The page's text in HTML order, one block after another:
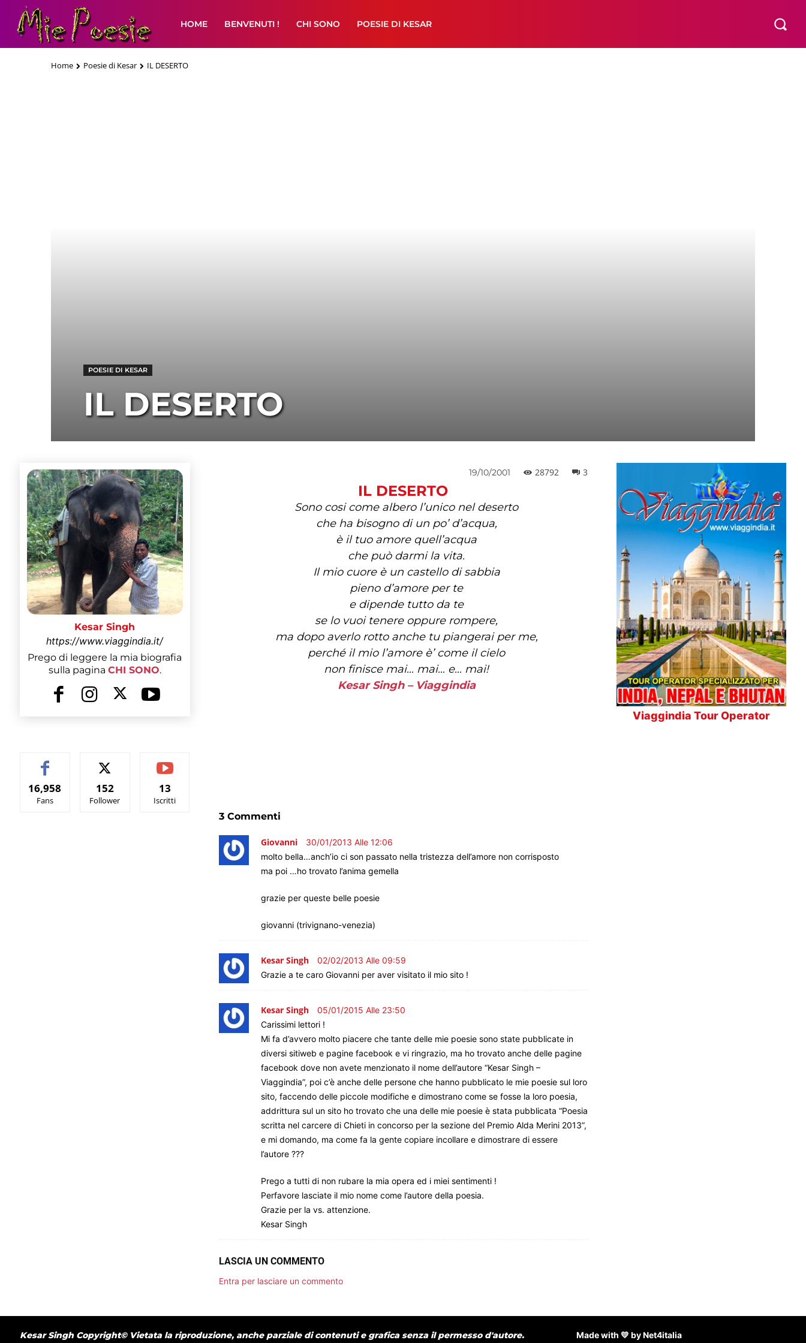
HOME BENVENUTI ! CHI SONO POESIE DI KESAR
Home Poesie di Kesar IL DESERTO
POESIE DI KESAR
IL DESERTO
Kesar Singh
https://www.viaggindia.it/
Prego di leggere la mia biografia
sulla pagina CHI SONO.
16,958
Fans
152
Follower
13
Iscritti
3
28792
19/10/2001
IL DESERTO
Sono cosi come albero l’unico nel deserto
che ha bisogno di un po’ d’acqua,
è il tuo amore quell’acqua
che può darmi la vita.
Il mio cuore è un castello di sabbia
pieno d’amore per te
e dipende tutto da te
se lo vuoi tenere oppure rompere,
ma dopo averlo rotto anche tu piangerai per me,
perché il mio l’amore è’ come il cielo
non finisce mai… mai… e… mai!
Kesar Singh – Viaggindia
3 Commenti
Giovanni
30/01/2013 Alle 12:06
molto bella…anch’io ci son passato nella tristezza dell’amore non corrisposto
ma poi …ho trovato l’anima gemella
grazie per queste belle poesie
giovanni (trivignano-venezia)
Kesar Singh
02/02/2013 Alle 09:59
Grazie a te caro Giovanni per aver visitato il mio sito !
Kesar Singh
05/01/2015 Alle 23:50
Carissimi lettori !
Mi fa d’avvero molto piacere che tante delle mie poesie sono state pubblicate in
diversi sitiweb e pagine facebook e vi ringrazio, ma ho trovato anche delle pagine
facebook dove non avete menzionato il nome dell’autore “Kesar Singh –
Viaggindia”, poi c’è anche delle persone che hanno pubblicato le mie poesie sul loro
sito, faccendo delle piccole modifiche e dimostrano come se fosse la loro poesia,
addrittura sul un sito ho trovato che una delle mie poesie è stata pubblicata “Poesia
scritta nel carcere di Chieti in concorso per la sezione del Premio Alda Merini 2013”,
e mi domando, ma come fa la gente copiare incollare e dimostrare di essere
l’autore ???
Prego a tutti di non rubare la mia opera ed i miei sentimenti !
Perfavore lasciate il mio nome come l’autore della poesia.
Grazie per la vs. attenzione.
Kesar Singh
LASCIA UN COMMENTO
Entra per lasciare un commento
Viaggindia Tour Operator
Kesar Singh Copyright© Vietata la riproduzione, anche parziale di contenuti e grafica senza il permesso d'autore. Made with 💛 by Net4italia